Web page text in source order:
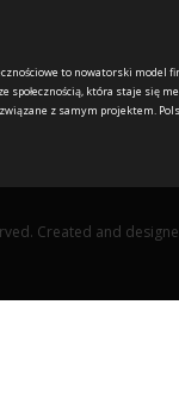
to nowatorski model
która staje się
z samym projektem.
Created and